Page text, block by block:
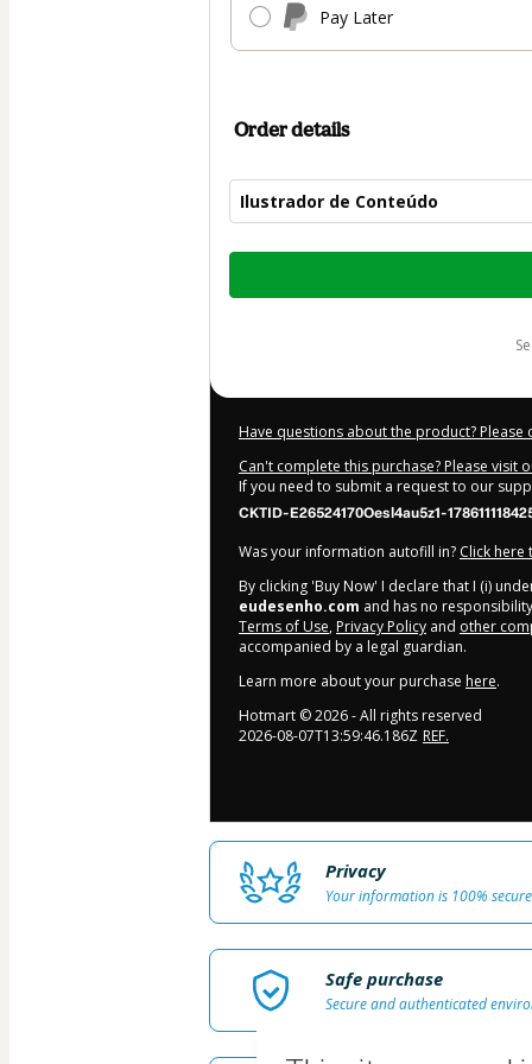
Pay Later
Order details
Ilustrador de Conteúdo
Total
Have questions about the product? Please
Can't complete this purchase? Please visit
If you need to submit a request to our
CKTID-E26524170Oesl4au5z1-
Was your information autofill in? Click here
By clicking 'Buy Now' I declare that I (i)
eudesenho.com and has no
Terms of Use, Privacy Policy and other
accompanied by a legal guardian.
Learn more about your purchase here.
Hotmart ©2026- All rights reserved
2026-08-07T13:59:46.186Z REF.
Privacy
Your information is 100% secure
Safe purchase
Secure and authenticated